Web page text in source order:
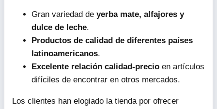
Gran variedad de yerba mate, alfajores y
dulce de leche.
Productos de calidad de diferentes países
latinoamericanos.
Excelente relación calidad-precio en artículos
difíciles de encontrar en otros mercados.
Los clientes han elogiado la tienda por ofrecer